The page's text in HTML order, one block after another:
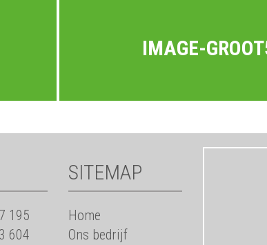
IMAGE-
195
604
SITEMAP
Home
Ons bedrijf